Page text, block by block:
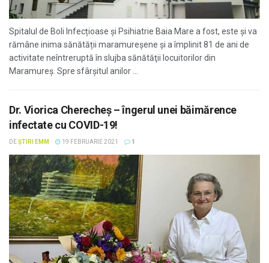
Spitalul de Boli Infecțioase și Psihiatrie Baia Mare a fost, este şi va
rămâne inima să­nă­tății maramureșene şi a împlinit 81 de ani de
activitate neîntreruptă în slujba sănătăţii locuitorilor din
Maramureş. Spre sfârșitul anilor ...
Dr. Viorica Cherecheș – îngerul unei băimărence
infectate cu COVID-19!
DEȘTIRI EMM 19 FEBRUARIE 2021 1